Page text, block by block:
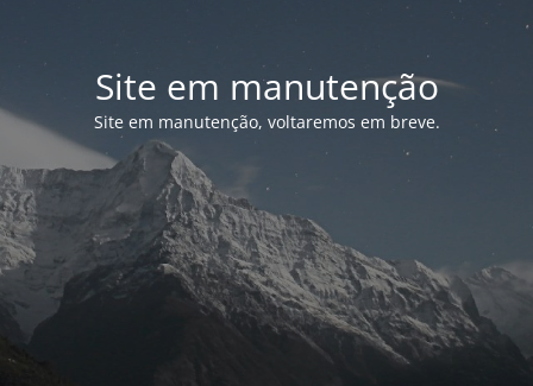
Site em manutenção
Site em manutenção, voltaremos em breve.